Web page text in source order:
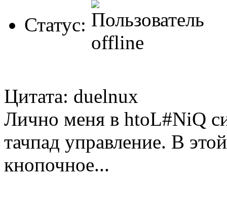
Статус:
Цитата: duelnux
Лично меня в htoL#NiQ
тачпад управление. В
кнопочное...